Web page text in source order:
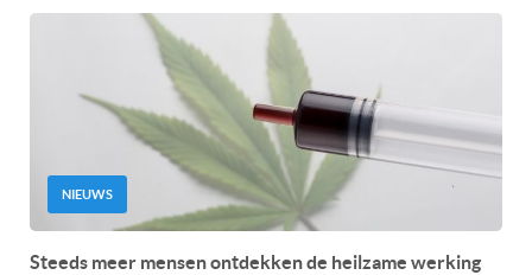
NIEUWS
Steeds meer mensen ontdekken de heilzame werking